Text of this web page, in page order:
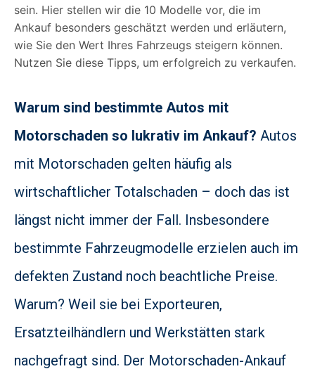
sein. Hier stellen wir die 10 Modelle vor, die im
Ankauf besonders geschätzt werden und erläutern,
wie Sie den Wert Ihres Fahrzeugs steigern können.
Nutzen Sie diese Tipps, um erfolgreich zu verkaufen.
Warum sind bestimmte Autos mit
Motorschaden so lukrativ im Ankauf? Autos
mit Motorschaden gelten häufig als
wirtschaftlicher Totalschaden – doch das ist
längst nicht immer der Fall. Insbesondere
bestimmte Fahrzeugmodelle erzielen auch im
defekten Zustand noch beachtliche Preise.
Warum? Weil sie bei Exporteuren,
Ersatzteilhändlern und Werkstätten stark
nachgefragt sind. Der Motorschaden-Ankauf